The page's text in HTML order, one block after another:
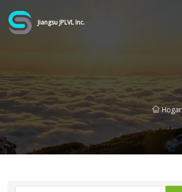
Jiangsu JPLVL Inc.
Hogar